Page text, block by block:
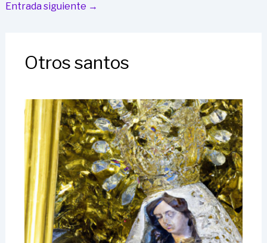
Entrada siguiente →
Otros santos